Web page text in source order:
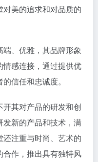
美的追求和对品质的
、优雅，其品牌形象
感连接，通过提供优
信任和忠诚度。
其对产品的研发和创
新的产品和技术，满
注重与时尚、艺术的
作，推出具有独特风